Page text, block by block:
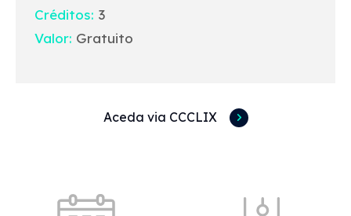
Créditos: 3
Valor: Gratuito
Aceda via CCCLIX